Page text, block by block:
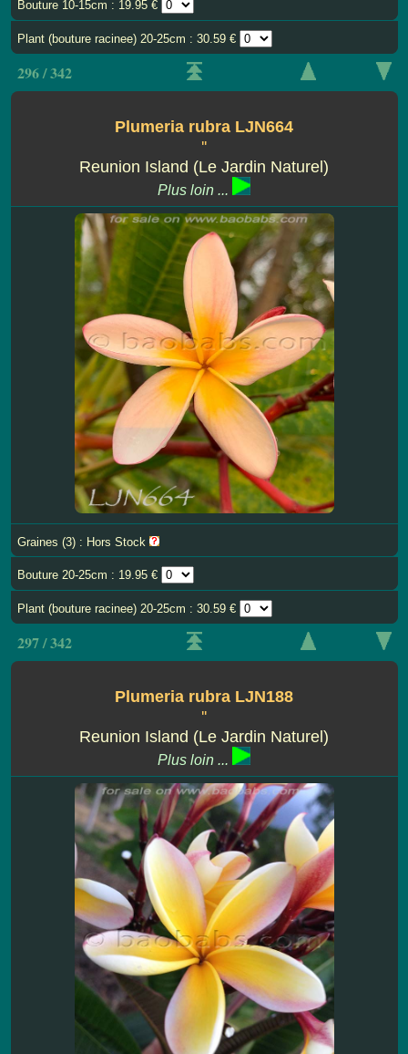
Bouture 10-15cm : 19.95 €
Plant (bouture racinee) 20-25cm : 30.59 €
296 / 342
Plumeria rubra LJN664
''
Reunion Island (Le Jardin Naturel)
Plus loin ...
Graines (3) : Hors Stock
Bouture 20-25cm : 19.95 €
Plant (bouture racinee) 20-25cm : 30.59 €
297 / 342
Plumeria rubra LJN188
''
Reunion Island (Le Jardin Naturel)
Plus loin ...